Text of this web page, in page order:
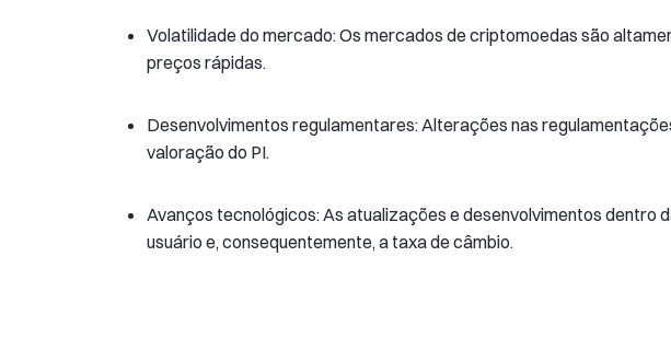
Volatilidade do mercado: Os mercados de criptomoedas são
preços rápidas.
Desenvolvimentos regulamentares: Alterações nas
valoração do PI.
Avanços tecnológicos: As atualizações e desenvolvimentos dentro
usuário e, consequentemente, a taxa de câmbio.